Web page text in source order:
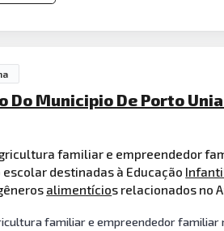
Do Municipio De Porto
familiar e empreendedor
destinadas à Educação
alimentícios relacionados no
familiar e empreendedor